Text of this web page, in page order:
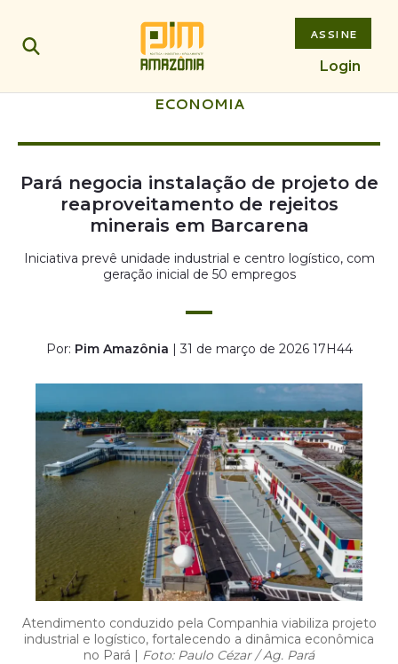
ASSINE
Login
ECONOMIA
Pará negocia instalação de projeto de
reaproveitamento de rejeitos
minerais em Barcarena
Iniciativa prevê unidade industrial e centro logístico, com
geração inicial de 50 empregos
Por: Pim Amazônia | 31 de março de 2026 17H44
Atendimento conduzido pela Companhia viabiliza projeto
industrial e logístico, fortalecendo a dinâmica econômica
no Pará | Foto: Paulo Cézar / Ag. Pará